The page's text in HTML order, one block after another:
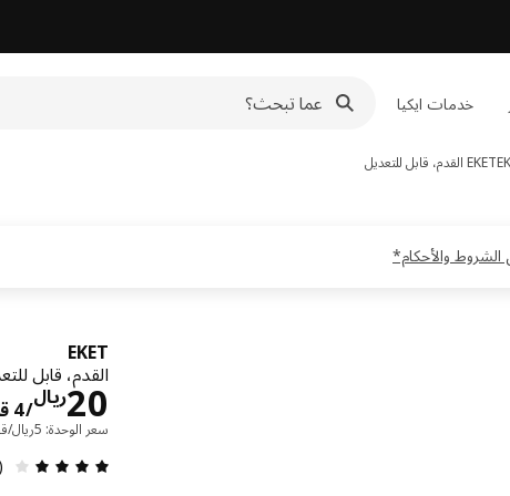
خدمات ايكيا
EKET القدم، قابل للتعديل
EKET
القدم، قابل
ريال20 /4 قطعة
سعر الوحدة: ‭5‬ريال/قطعة
(1)